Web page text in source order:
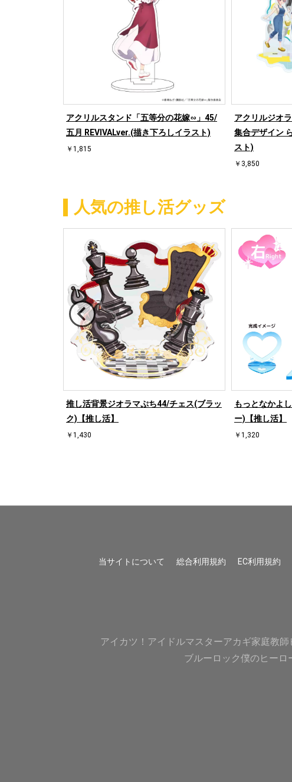
アクリルスタンド「五等分の花嫁∽」45/
五月 REVIVALver.(描き下ろしイラスト)
￥1,815
アクリルジオ
集合デザイン
スト)
￥3,850
人気の推し活グッズ
推し活背景ジオラマぷち44/チェス(ブラッ
ク)【推し活】
￥1,430
もっとなかよ
ー)【推し活】
￥1,320
当サイトについて 総合利用規約 EC利用規約
アイカツ！ アイドルマスターアカギ家庭教師
ブルーロック僕のヒーロ